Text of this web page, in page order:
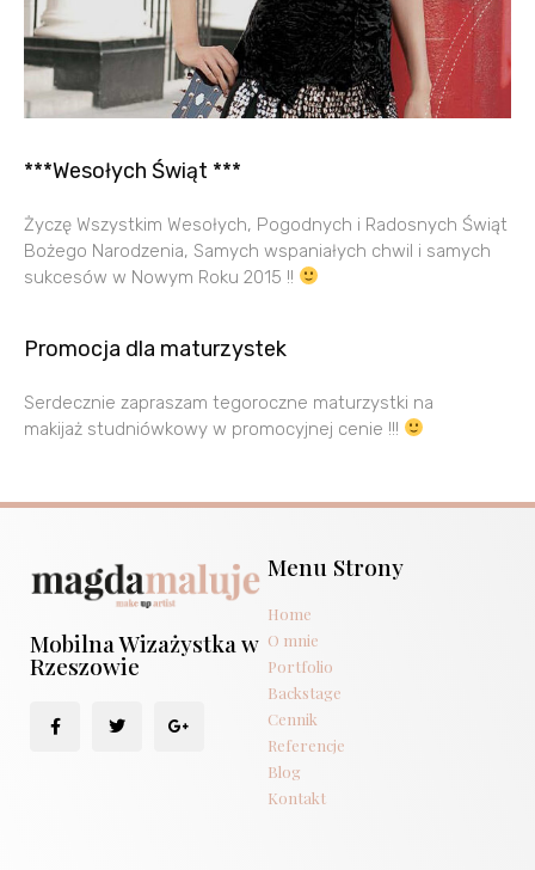
***Wesołych Świąt ***
Życzę Wszystkim Wesołych, Pogodnych i Radosnych Świąt
Bożego Narodzenia, Samych wspaniałych chwil i samych
sukcesów w Nowym Roku 2015 !!
Promocja dla maturzystek
Serdecznie zapraszam tegoroczne maturzystki na
makijaż studniówkowy w promocyjnej cenie !!!
Mobilna Wizażystka w
Rzeszowie
Menu Strony
Home
O mnie
Portfolio
Backstage
Cennik
Referencje
Blog
Kontakt